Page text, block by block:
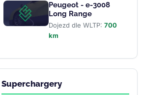
Peugeot - e-3008
Long Range
Dojezd dle WLTP: 700
km
Superchargery